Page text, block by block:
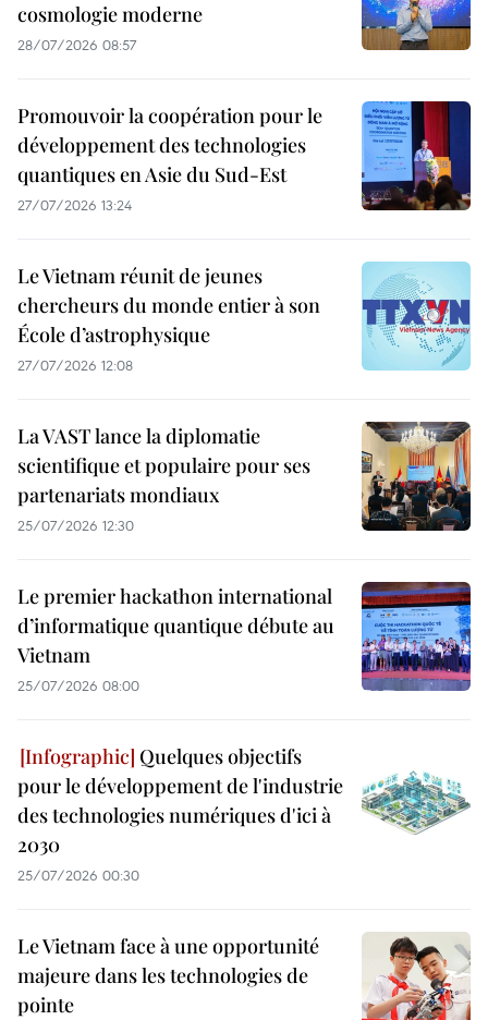
cosmologie moderne
28/07/2026 08:57
Promouvoir la coopération pour le
développement des technologies
quantiques en Asie du Sud-Est
27/07/2026 13:24
Le Vietnam réunit de jeunes
chercheurs du monde entier à son
École d’astrophysique
27/07/2026 12:08
La VAST lance la diplomatie
scientifique et populaire pour ses
partenariats mondiaux
25/07/2026 12:30
Le premier hackathon international
d’informatique quantique débute au
Vietnam
25/07/2026 08:00
Quelques objectifs
pour le développement de l'industrie
des technologies numériques d'ici à
2030
25/07/2026 00:30
Le Vietnam face à une opportunité
majeure dans les technologies de
pointe